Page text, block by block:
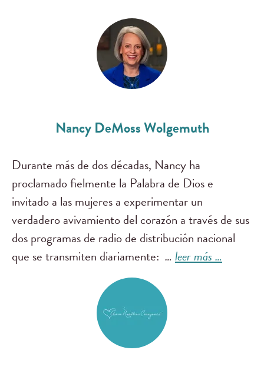
Nancy DeMoss Wolgemuth
Durante más de dos décadas, Nancy ha
proclamado fielmente la Palabra de Dios e
invitado a las mujeres a experimentar un
verdadero avivamiento del corazón a través de sus
dos programas de radio de distribución nacional
que se transmiten diariamente: …leer más …